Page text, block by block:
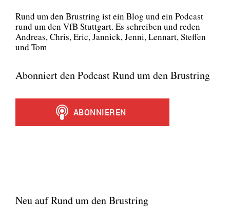
Rund um den Brust­ring ist ein Blog und ein Pod­cast
rund um den VfB Stutt­gart. Es schrei­ben und reden
Andre­as, Chris, Eric, Jan­nick, Jen­ni, Lenn­art, Stef­fen
und Tom
Abonniert den Podcast Rund um den Brustring
Neu auf Rund um den Brustring